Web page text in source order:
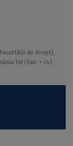
de Drept),
Tel/Fax: + (4)